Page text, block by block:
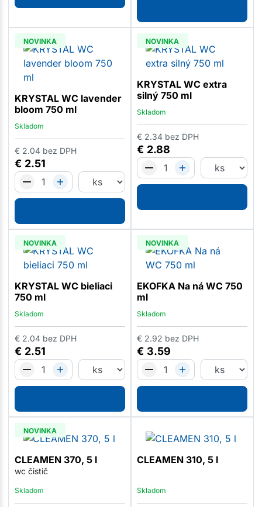
NOVINKA
KRYSTAL WC lavender
bloom 750 ml
Skladom
€ 2.51
€ 2.04 bez DPH
NOVINKA
KRYSTAL WC extra
silný 750 ml
Skladom
€ 2.88
€ 2.34 bez DPH
NOVINKA
KRYSTAL WC bieliaci
750 ml
Skladom
€ 2.51
€ 2.04 bez DPH
NOVINKA
EKOFKA Na ná WC 750
ml
Skladom
€ 3.59
€ 2.92 bez DPH
NOVINKA
CLEAMEN 370, 5 l
wc čistič
Skladom
CLEAMEN 310, 5 l
Skladom